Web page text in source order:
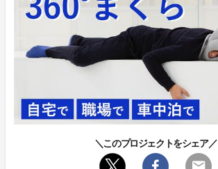
＼このプロジェクトをシェア／